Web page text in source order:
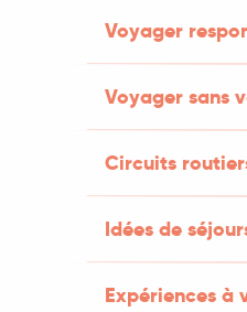
Voyager
Voyager sans
Circuits
Idées de
Expériences à
OFFICE DE
gratuitement
mensuelle